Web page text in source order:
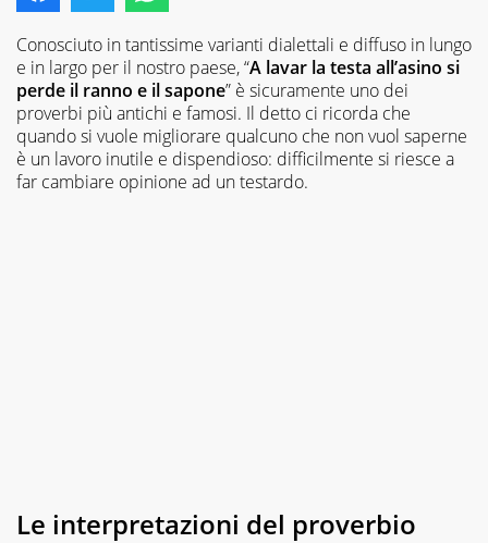
Conosciuto in tantissime varianti dialettali e diffuso in lungo
e in largo per il nostro paese, “A lavar la testa all’asino si
perde il ranno e il sapone” è sicuramente uno dei
proverbi più antichi e famosi. Il detto ci ricorda che
quando si vuole migliorare qualcuno che non vuol saperne
è un lavoro inutile e dispendioso: difficilmente si riesce a
far cambiare opinione ad un testardo.
Le interpretazioni del proverbio